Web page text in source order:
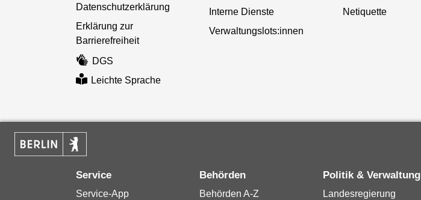
Datenschutzerklärung
Erklärung zur
Barrierefreiheit
DGS
Leichte Sprache
Interne Dienste
Verwaltungslots:innen
Netiquette
Service
Service-App
Behörden
Behörden A-Z
Politik & Verwaltung
Landesregierung